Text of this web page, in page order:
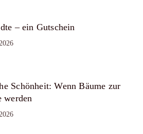
– ein Gutschein
Schönheit: Wenn Bäume zur